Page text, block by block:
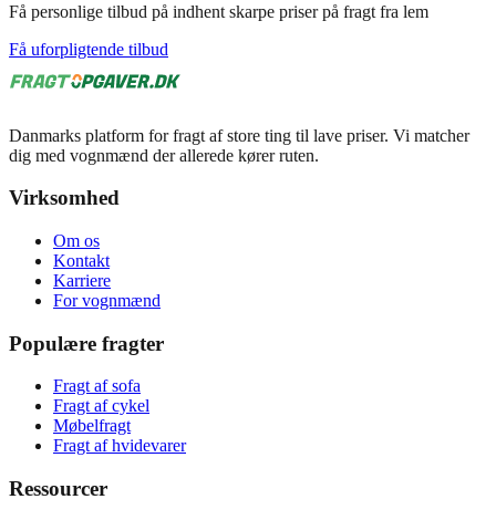
Få personlige tilbud på indhent skarpe priser på fragt fra lem
Få uforpligtende tilbud
Danmarks platform for fragt af store ting til lave priser. Vi matcher
dig med vognmænd der allerede kører ruten.
Virksomhed
Om os
Kontakt
Karriere
For vognmænd
Populære fragter
Fragt af sofa
Fragt af cykel
Møbelfragt
Fragt af hvidevarer
Ressourcer